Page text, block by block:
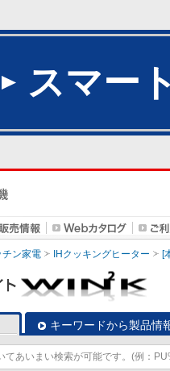
スマー
チン家電 IHクッキングヒーター [
キーワードから製品情